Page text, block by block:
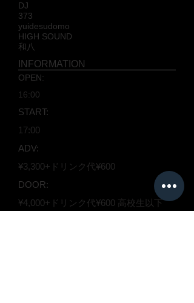
DJ
373
yuidesudomo
HIGH SOUND
和八
INFORMATION
OPEN:
16:00
START:
17:00
ADV:
¥3,300+ドリンク代¥600
DOOR:
¥4,000+ドリンク代¥600 高校生以下